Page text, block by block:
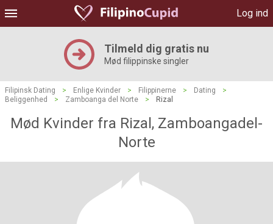
Log ind
Tilmeld dig gratis nu
Mød filippinske singler
Filipinsk Dating > Enlige Kvinder > Filippinerne > Dating
>
Beliggenhed
> Zamboanga del Norte > Rizal
Mød Kvinder fra Rizal, Zamboangadel-
Norte